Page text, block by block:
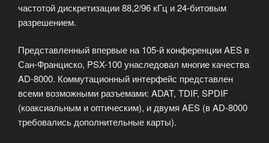
частотой дискретизации 88,2/96 кГц и 24-битовым
разрешением.
Представленный впервые на 105-й конференции AES в
Сан-Франциско, PSX-100 унаследовал многие качества
AD-8000. Коммутационный интерфейс представлен
всеми возможными разъемами: ADAT, TDIF, SPDIF
(коаксиальным и оптическим), и двумя AES (в AD-8000
требовались дополнительные карты).